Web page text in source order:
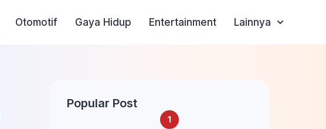
Otomotif Gaya Hidup Entertainment Lainnya
Popular Post